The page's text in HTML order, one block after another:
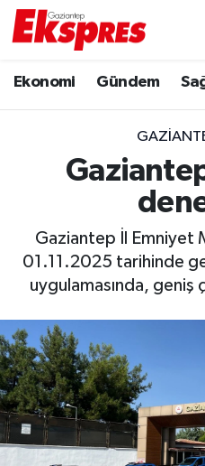
Ekonomi Gündem
Gaziantep İl Emniyet
01.11.2025 tarihinde
uygulamasında, geniş
Ekonomi
Gaziantep son dakika
Gündem
Haberler
Kültür Sanat
Magazin
Müzik
Trafik Durumu
Puan Durumu ve
Tüm Manşetler
Son Dakika Haberleri
Haber Arşivi